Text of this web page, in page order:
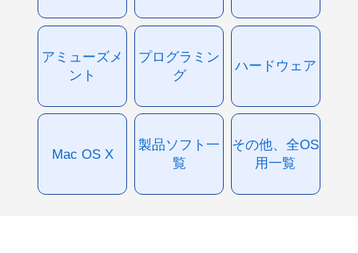
アミューズメ
ント
プログラミン
グ
ハードウェア
Mac OS X
製品ソフト一
覧
その他、全OS
用一覧